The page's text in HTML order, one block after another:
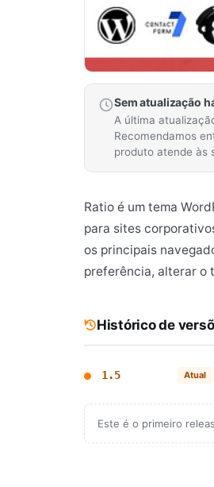
Sem atualização
A última
Recomendamos
produto atende às
Ratio é um tema
para sites
os principais
preferência, alterar o
Histórico de
1.5 Atual
Este é o primeiro